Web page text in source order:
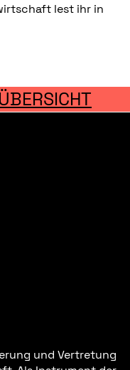
lest ihr in
und Vertretung